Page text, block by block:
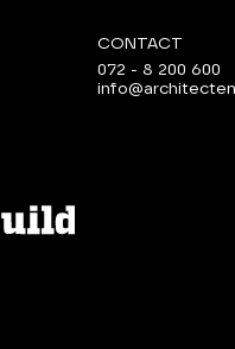
CONTACT
072 - 8 200 600